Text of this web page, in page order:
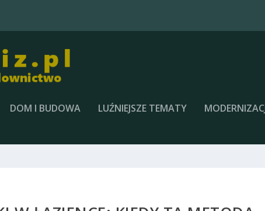
DOM I BUDOWA LUŹNIEJSZE TEMATY